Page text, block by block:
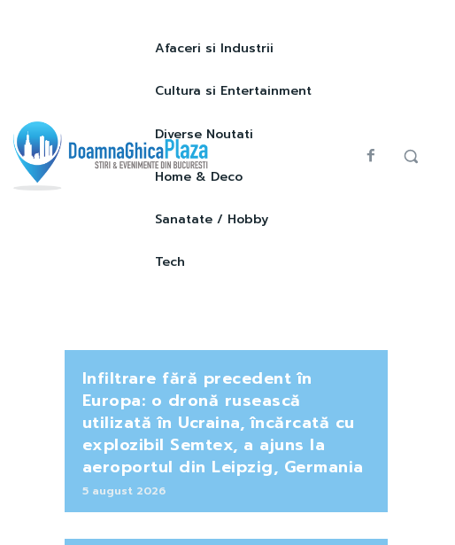
Afaceri si Industrii
Cultura si Entertainment
Diverse Noutati
Home & Deco
Sanatate / Hobby
Tech
Infiltrare fără precedent în
Europa: o dronă rusească
utilizată în Ucraina, încărcată cu
explozibil Semtex, a ajuns la
aeroportul din Leipzig, Germania
5 august 2026